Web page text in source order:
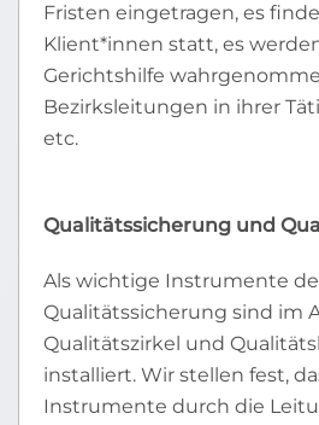
Fristen eingetragen, es
Klient*innen statt, es
Gerichtshilfe
Bezirksleitungen in ihrer
etc.
Qualitätssicherung und
Als wichtige Instrumente
Qualitätssicherung sind im
Qualitätszirkel und
installiert. Wir stellen fest,
Instrumente durch die